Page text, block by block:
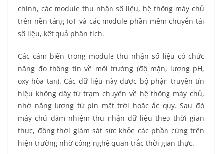
chính, các module thu nhận số liệu, hệ thống máy chủ
trên nền tảng IoT và các module phần mềm chuyển tải
số liệu, kết quả phân tích.
Các cảm biến trong module thu nhận số liệu có chức
năng đo thông tin về môi trường (độ mặn, lượng pH,
oxy hòa tan). Các dữ liệu này được bộ phận truyền tín
hiệu không dây từ trạm chuyển về hệ thống máy chủ,
nhờ năng lượng từ pin mặt trời hoặc ắc quy. Sau đó
máy chủ đảm nhiệm thu nhận dữ liệu theo thời gian
thực, đồng thời giám sát sức khỏe các phần cứng trên
hiện trường nhờ công nghệ quan trắc thời gian thực.